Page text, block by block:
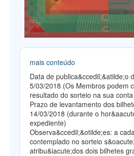
mais conteúdo
Data de publica&ccedil;&atilde;o
5/03/2018 (Os Membros podem
resultado do sorteio na sua
Prazo de levantamento dos
14/03/2018 (durante o
expediente)
Observa&ccedil;&otilde;es: a
contemplado no sorteio
atribu&iacute;dos dois bilhetes